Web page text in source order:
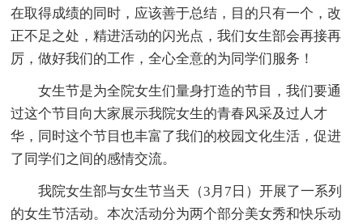
在取得成绩的同时，应该善于总结，目的只有一个，改
正不足之处，精进活动的闪光点，我们女生部会再接再
厉，做好我们的工作，全心全意的为同学们服务！
女生节是为全院女生们量身打造的节目，我们要通
过这个节目向大家展示我院女生的青春风采及过人才
华，同时这个节目也丰富了我们的校园文化生活，促进
了同学们之间的感情交流。
我院女生部与女生节当天（3月7日）开展了一系列
的女生节活动。本次活动分为两个部分美女秀和快乐动